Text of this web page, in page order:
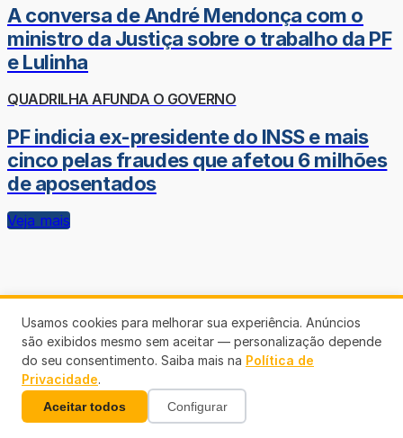
A conversa de André Mendonça com o
ministro da Justiça sobre o trabalho da PF
e Lulinha
QUADRILHA AFUNDA O GOVERNO
PF indicia ex-presidente do INSS e mais
cinco pelas fraudes que afetou 6 milhões
de aposentados
Veja mais
Usamos cookies para melhorar sua experiência. Anúncios
são exibidos mesmo sem aceitar — personalização depende
do seu consentimento. Saiba mais na Política de
Privacidade.
Aceitar todos Configurar